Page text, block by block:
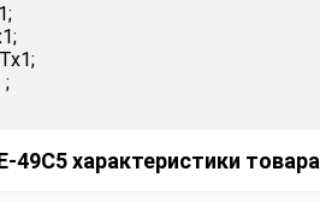
;
49C5 характеристики товара